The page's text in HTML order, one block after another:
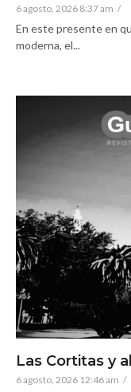
6 agosto, 2026 8:37 am /
En este presente en
moderna, el...
Las Cortitas y
6 agosto, 2026 12:46 am /